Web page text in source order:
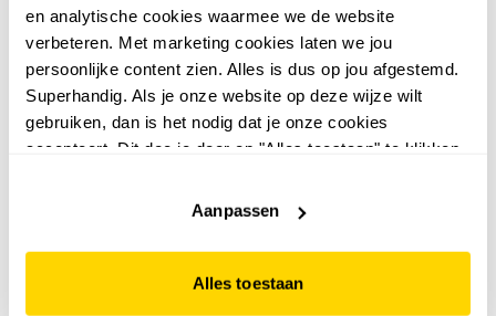
en analytische cookies waarmee we de website
verbeteren. Met marketing cookies laten we jou
persoonlijke content zien. Alles is dus op jou afgestemd.
Superhandig. Als je onze website op deze wijze wilt
gebruiken, dan is het nodig dat je onze cookies
accepteert. Dit doe je door op "Alles toestaan" te klikken.
website niet optimaal functioneert.
Aanpassen
Alles toestaan